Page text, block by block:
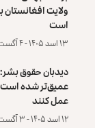
ولایت
است
۱۳ اسد ۱۴۰۵ - ۴ آگست ۲۰۲۶
دیدبان حقوق
عمیق‌تر شده است،
عمل کنند
۱۲ اسد ۱۴۰۵ - ۳ آگست ۲۰۲۶